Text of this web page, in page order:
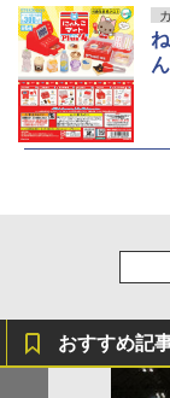
おすすめ記